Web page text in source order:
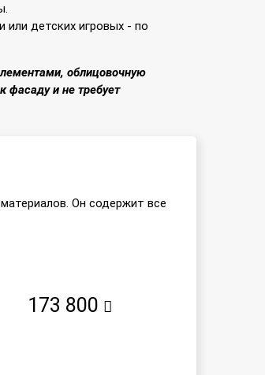
или детских игровых - по
облицовочную
фасаду и не требует
Он содержит все
173 800